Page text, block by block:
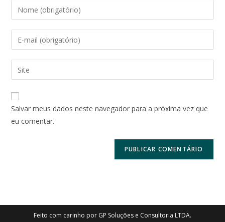
Digite
seu
nome
ou
de
usuário
para
comentar
Digite
seu
endereço
de
mail
para
comentar
Digite
o
URL
do
Salvar meus dados neste navegador para a próxima vez que
eu comentar.
Feito com carinho por GP Soluções e Consultoria LTDA.